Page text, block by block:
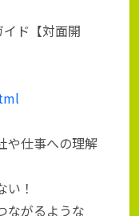
ド【対面開
や仕事への理解
！
ながるような